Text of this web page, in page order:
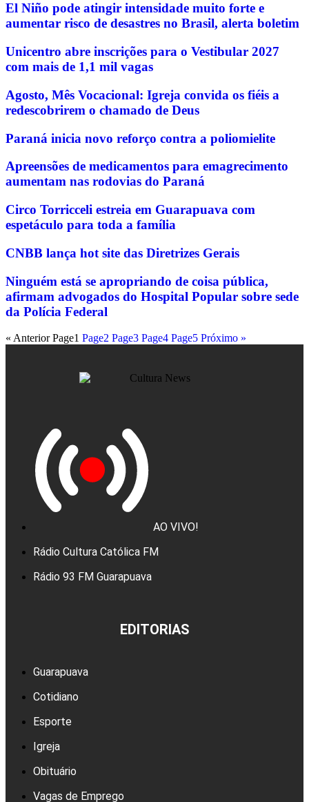
El Niño pode atingir intensidade muito forte e
aumentar risco de desastres no Brasil, alerta boletim
Unicentro abre inscrições para o Vestibular 2027
com mais de 1,1 mil vagas
Agosto, Mês Vocacional: Igreja convida os fiéis a
redescobrirem o chamado de Deus
Paraná inicia novo reforço contra a poliomielite
Apreensões de medicamentos para emagrecimento
aumentam nas rodovias do Paraná
Circo Torricceli estreia em Guarapuava com
espetáculo para toda a família
CNBB lança hot site das Diretrizes Gerais
Ninguém está se apropriando de coisa pública,
afirmam advogados do Hospital Popular sobre sede
da Polícia Federal
« Anterior Page1 Page2 Page3 Page4 Page5 Próximo »
AO VIVO!
Rádio Cultura Católica FM
Rádio 93 FM Guarapuava
EDITORIAS
Guarapuava
Cotidiano
Esporte
Igreja
Obituário
Vagas de Emprego